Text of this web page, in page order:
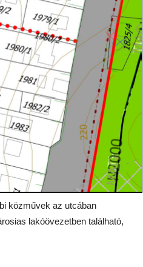
közművek az utcában
lakóövezetben található,